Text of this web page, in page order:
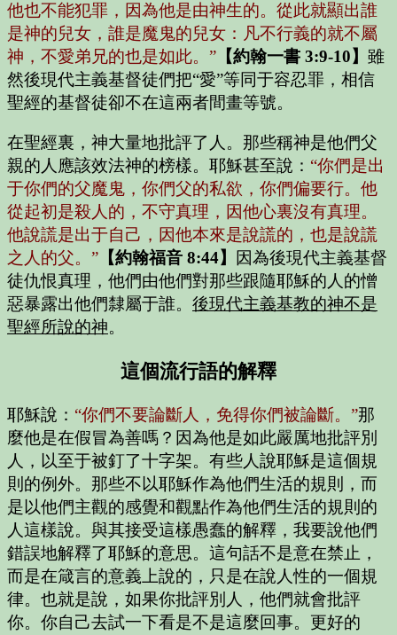
他也不能犯罪，因為他是由神生的。從此就顯出誰
是神的兒女，誰是魔鬼的兒女：凡不行義的就不屬
神，不愛弟兄的也是如此。” 【約翰一書 3:9-10】 雖
然後現代主義基督徒們把“愛”等同于容忍罪，相信
聖經的基督徒卻不在這兩者間畫等號。
在聖經裏，神大量地批評了人。那些稱神是他們父
親的人應該效法神的榜樣。耶穌甚至說： “你們是出
于你們的父魔鬼，你們父的私欲，你們偏要行。他
從起初是殺人的，不守真理，因他心裏沒有真理。
他說謊是出于自己，因他本來是說謊的，也是說謊
之人的父。” 【約翰福音 8:44】
因為後現代主義基督
徒仇恨真理，他們由他們對那些跟隨耶穌的人的憎
惡暴露出他們隸屬于誰。 後現代主義基教的神不是
聖經所說的神。
這個流行語的解釋
耶穌說： “你們不要論斷人，免得你們被論斷。”那
麼他是在假冒為善嗎？因為他是如此嚴厲地批評別
人，以至于被釘了十字架。有些人說耶穌是這個規
則的例外。那些不以耶穌作為他們生活的規則，而
是以他們主觀的感覺和觀點作為他們生活的規則的
人這樣說。與其接受這樣愚蠢的解釋，我要說他們
錯誤地解釋了耶穌的意思。這句話不是意在禁止，
而是在箴言的意義上說的，只是在說人性的一個規
律。也就是說，如果你批評別人，他們就會批評
你。你自己去試一下看是不是這麼回事。更好的